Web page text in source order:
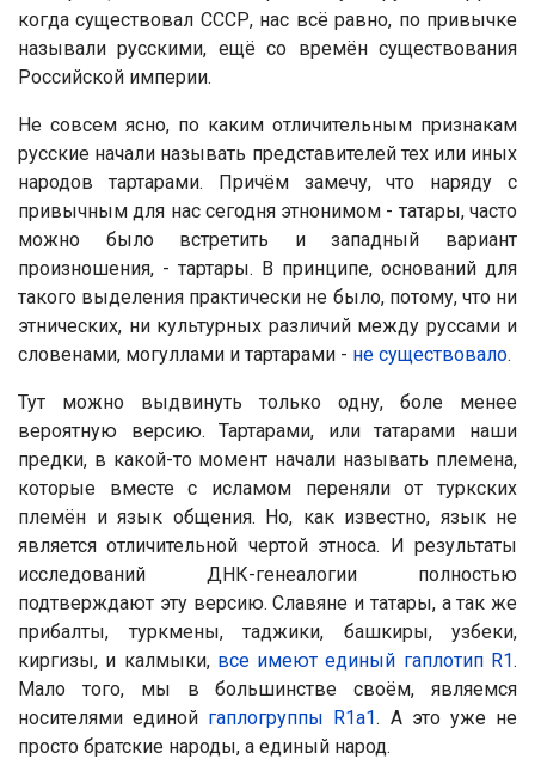
когда существовал СССР, нас всё равно, по привычке
называли русскими, ещё со времён существования
Российской империи.
Не совсем ясно, по каким отличительным признакам
русские начали называть представителей тех или иных
народов тартарами. Причём замечу, что наряду с
привычным для нас сегодня этнонимом - татары, часто
можно было встретить и западный вариант
произношения, - тартары. В принципе, оснований для
такого выделения практически не было, потому, что ни
этнических, ни культурных различий между руссами и
словенами, могуллами и тартарами - не существовало.
Тут можно выдвинуть только одну, боле менее
вероятную версию. Тартарами, или татарами наши
предки, в какой-то момент начали называть племена,
которые вместе с исламом переняли от туркских
племён и язык общения. Но, как известно, язык не
является отличительной чертой этноса. И результаты
исследований ДНК-генеалогии полностью
подтверждают эту версию. Славяне и татары, а так же
прибалты, туркмены, таджики, башкиры, узбеки,
киргизы, и калмыки, все имеют единый гаплотип R1.
Мало того, мы в большинстве своём, являемся
носителями единой гаплогруппы R1а1. А это уже не
просто братские народы, а единый народ.